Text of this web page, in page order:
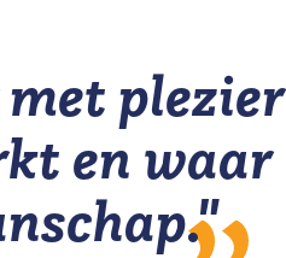
plezier
en waar